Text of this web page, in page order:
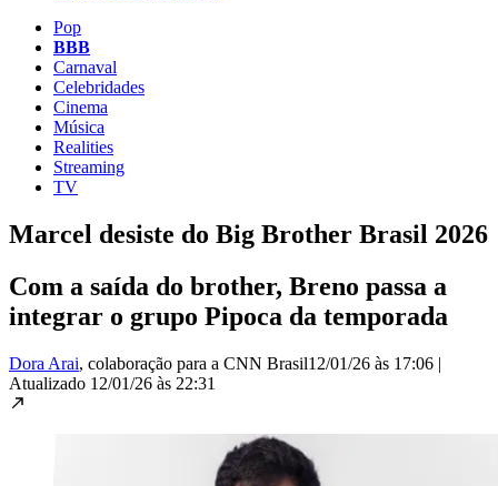
Pop
BBB
Carnaval
Celebridades
Cinema
Música
Realities
Streaming
TV
Marcel desiste do Big Brother Brasil 2026
Com a saída do brother, Breno passa a
integrar o grupo Pipoca da temporada
Dora Arai, colaboração para a CNN Brasil12/01/26 às 17:06 |
Atualizado 12/01/26 às 22:31